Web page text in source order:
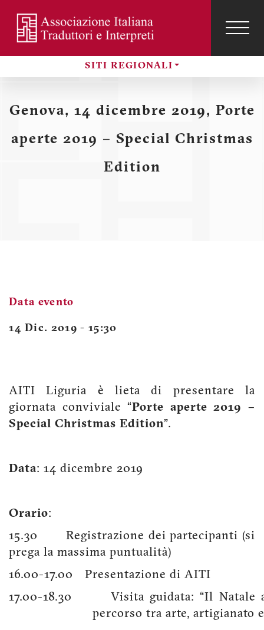
contenuto
principale
SITI REGIONALI
Menu
profilo
utente
Genova, 14 dicembre 2019, Porte
aperte 2019 – Special Christmas
Edition
Data evento
14 Dic. 2019 - 15:30
AITI Liguria è lieta di presentare la
giornata conviviale “Porte aperte 2019 –
Special Christmas Edition”.
Data: 14 dicembre 2019
Orario:
15.30
Registrazione dei partecipanti (si
prega la massima puntualità)
16.00-17.00
Presentazione di AITI
17.00-18.30
Visita guidata: “Il Natale
percorso tra arte, artigianato